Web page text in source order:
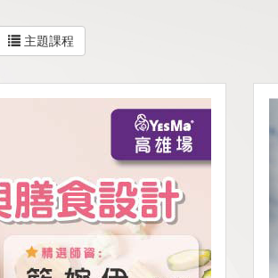
主題課程